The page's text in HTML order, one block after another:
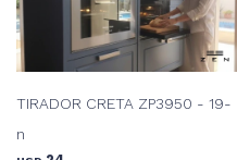
TIRADOR CRETA ZP3950 - 19-
n